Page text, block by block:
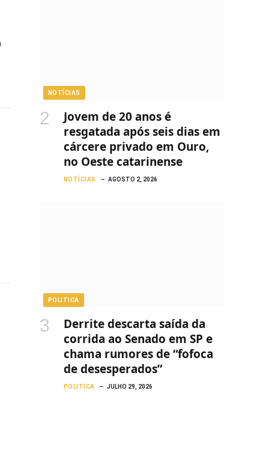
NOTÍCIAS
Jovem de 20 anos é
resgatada após seis dias em
cárcere privado em Ouro,
no Oeste catarinense
NOTÍCIAS AGOSTO 2, 2026
POLITICA
Derrite descarta saída da
corrida ao Senado em SP e
chama rumores de “fofoca
de desesperados”
POLITICA JULHO 29, 2026